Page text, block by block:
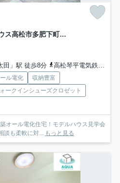
オール電化デザイナーズハウス高松市多肥下町建売②
田」駅 徒歩8分
高松琴平電気鉄道琴平線「伏石」駅 徒歩21分
ル電化
収納豊富
ークインシューズクロゼット
オール電化住宅！モデルハウス見学会
談も柔軟に対... もっと見る